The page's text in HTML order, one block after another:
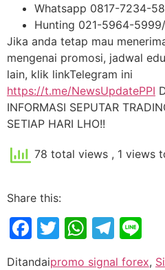
Whatsapp 0817-7234-
Hunting 021-5964-
Jika anda tetap mau
mengenai promosi, jadwal
lain, klik linkTelegram ini
https://t.me/NewsUpdatePPI
INFORMASI SEPUTAR
SETIAP HARI LHO!!
78 total views , 1 views
Share this:
Facebook
Twitter
Ditandaipromo signal forex,